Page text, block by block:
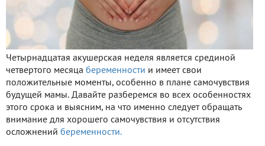
Четырнадцатая акушерская неделя является срединой
четвертого месяца беременности и имеет свои
положительные моменты, особенно в плане самочувствия
будущей мамы. Давайте разберемся во всех особенностях
этого срока и выясним, на что именно следует обращать
внимание для хорошего самочувствия и отсутствия
осложнений беременности.